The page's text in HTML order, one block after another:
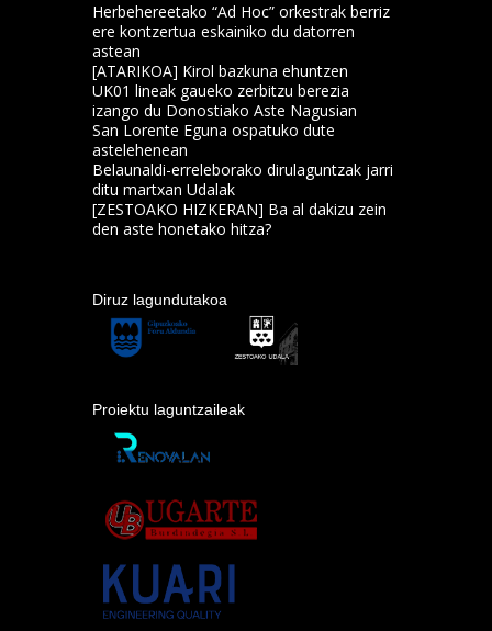
Herbehereetako “Ad Hoc” orkestrak berriz
ere kontzertua eskainiko du datorren
astean
[ATARIKOA] Kirol bazkuna ehuntzen
UK01 lineak gaueko zerbitzu berezia
izango du Donostiako Aste Nagusian
San Lorente Eguna ospatuko dute
astelehenean
Belaunaldi-erreleborako dirulaguntzak jarri
ditu martxan Udalak
[ZESTOAKO HIZKERAN] Ba al dakizu zein
den aste honetako hitza?
Diruz lagundutakoa
Proiektu laguntzaileak